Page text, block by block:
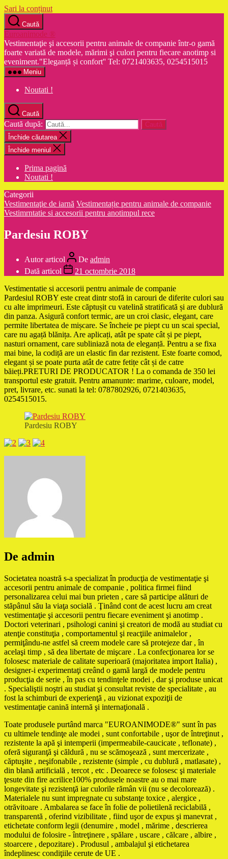
Sari la conținut
Caută
Euroanimode ®
Vestimentaţie şi accesorii pentru animale de companie într-o gamă
foarte variată de modele, mărimi şi culori pentru fiecare anotimp si
eveniment."Eleganță și confort'' Tel: 0721403635, 0254515015
Meniu
Noutati !
Caută
Caută după:
Închide căutarea
Închide meniul
Prima pagină
Noutati !
Categorii
Vestimentaţie de iarnă Vestimentație pentru animale de companie
Vestimrntatie si accesorii pentru anotimpul rece
Pardesiu ROBY
Autor articol De admin
Dată articol
21 octombrie 2018
Vestimentatie si accesorii pentru animale de companie
Pardesiul ROBY este creat dintr stofă in carouri de diferite culori sau
cu alte imprimeuri. Este căptușit cu vatelină stratificată și are dublură
din panza. Asigură confort termic, are un croi clasic, elegant, care
permite libertatea de mișcare. Se încheie pe piept cu un scai special,
care nu agață blănița. Are aplicați, atât pe spate cât și pe piept,
nasturi ornament, care subliniază nota de eleganță. Pentru a se fixa
mai bine, la codiță are un elastic fin dar rezistent. Este foarte comod,
elegant și se poate purta atât de catre fetițe cât și de catre
băieți.PRETURI DE PRODUCATOR ! La o comanda de 350 lei
transportul este gratuit. Pentru amanunte: marime, culoare, model,
pret, livrare, etc. sunati la tel: 0787802926, 0721403635,
0254515015.
Pardesiu ROBY
De admin
Societatea noastră s-a specializat în producţia de vestimentaţie şi
accesorii pentru animale de companie , politica firmei fiind
personalizarea celui mai bun prieten , care să participe alături de
stăpânul său la viaţa socială . Ţinând cont de acest lucru am creat
vestimentaţie şi accesorii pentru fiecare eveniment şi anotimp .
Doctori veterinari , psihologi canini şi creatori de modă au studiat cu
atenţie constituţia , comportamentul şi reacţiile animalelor ,
permiţându-ne astfel să creem modele care să protejeze dar , în
acelaşi timp , să dea libertate de mişcare . La confecţionarea lor se
folosesc materiale de calitate superioară (majoritatea import Italia) ,
designer-i experimentaţi creând o gamă largă de modele pentru
producţia de serie , în pas cu tendinţele modei , dar şi produse unicat
. Specialiştii noştri au studiat şi consultat reviste de specialitate , au
fost la schimburi de experienţă , au vizionat expoziţii de
vestimentaţie canină internă şi internaţională .
Toate produsele purtând marca "EUROANIMODE®" sunt în pas
cu ultimele tendinţe ale modei , sunt confortabile , uşor de întreţinut ,
rezistente la apă şi intemperii (impermeabile-caucicate , teflonate) ,
oferă siguranţă şi căldură , nu se scămoşează , sunt mercerizate ,
căptuşite , neşifonabile , rezistente (simple , cu dublură , matlasate) ,
din blană artificială , tercot , etc . Deoarece se folosesc şi materiale
ţesute din fire acrilice100% produsele noastre au o mai mare
longevitate şi rezistenţă iar culorile rămân vii (nu se decolorează) .
Materialele nu sunt impregnate cu substanţe toxice , alergice ,
otrăvitoare . Ambalarea se face în folie de polietilenă reciclabilă ,
transparentă , oferind vizibilitate , fiind uşor de expus şi manevrat ,
etichetate conform legii (denumire , model , mărime , descrierea
modului de folosire - întreţinere , spălare , uscare , călcare , albire ,
stoarcere , depozitare) . Produsul , ambalajul şi etichetarea
îndeplinesc condiţiile cerute de UE .